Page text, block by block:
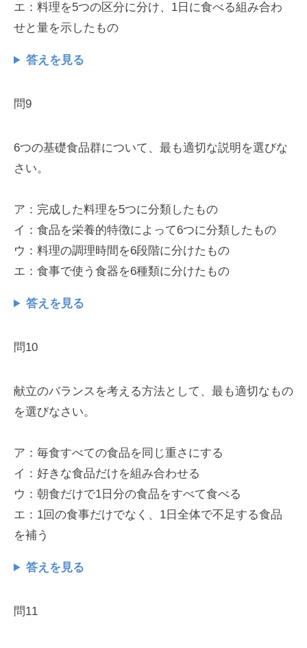
エ：料理を5つの区分に分け、1日に食べる組み合わ
せと量を示したもの
答えを見る
問9
6つの基礎食品群について、最も適切な説明を選びな
さい。
ア：完成した料理を5つに分類したもの
イ：食品を栄養的特徴によって6つに分類したもの
ウ：料理の調理時間を6段階に分けたもの
エ：食事で使う食器を6種類に分けたもの
答えを見る
問10
献立のバランスを考える方法として、最も適切なもの
を選びなさい。
ア：毎食すべての食品を同じ重さにする
イ：好きな食品だけを組み合わせる
ウ：朝食だけで1日分の食品をすべて食べる
エ：1回の食事だけでなく、1日全体で不足する食品
を補う
答えを見る
問11